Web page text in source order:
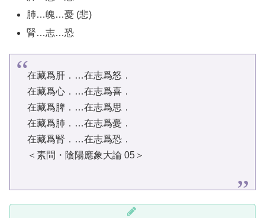
肺…魄…憂 (悲)
腎…志…恐
在藏爲肝．…在志爲怒．
在藏爲心．…在志爲喜．
在藏爲脾．…在志爲思．
在藏爲肺．…在志爲憂．
在藏爲腎．…在志爲恐．
＜素問・陰陽應象大論 05＞